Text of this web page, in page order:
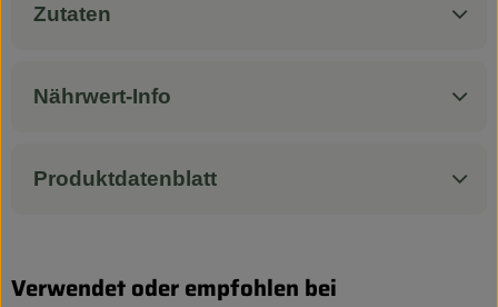
Zutaten
Nährwert-Info
Produktdatenblatt
Verwendet oder empfohlen bei